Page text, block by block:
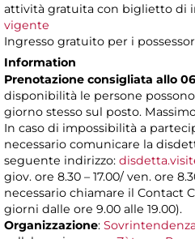
attività gratuita con biglietto di
vigente
Ingresso gratuito per i
Information
Prenotazione consigliata allo
disponibilità le persone
giorno stesso sul posto.
In caso di impossibilità a
necessario comunicare la
seguente indirizzo:
giov. ore 8.30 – 17.00/ ven. ore
necessario chiamare il Contact
giorni dalle ore 9.00 alle 19.00).
Organizzazione: